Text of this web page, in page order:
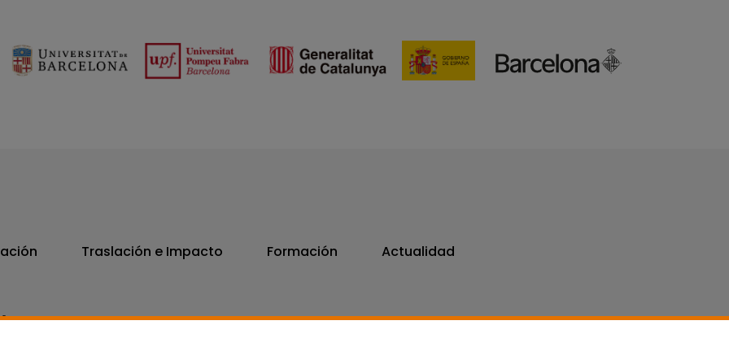
Traslación e Impacto Formación Actualidad